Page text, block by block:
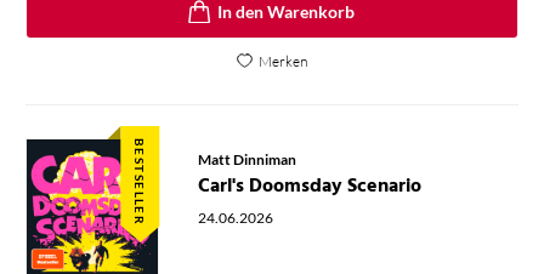
In den Warenkorb
Merken
BESTSELLER Matt Dinniman
Carl's Doomsday Scenario
24.06.2026